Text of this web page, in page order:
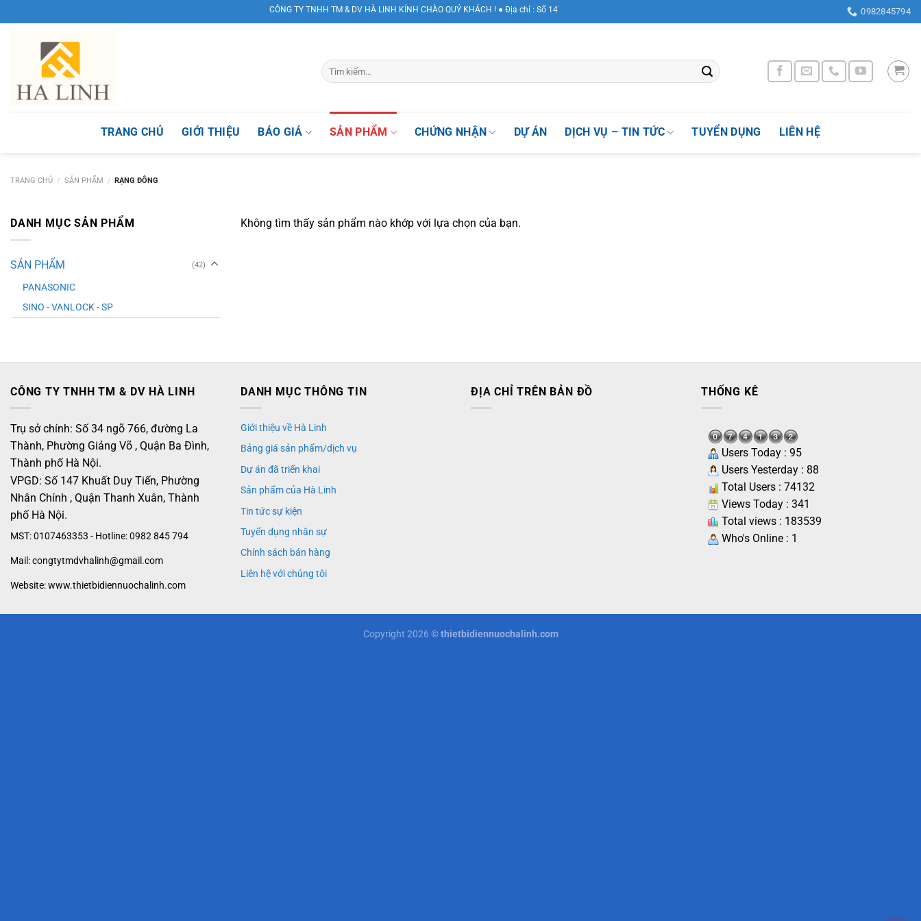
to
CÔNG TY TNHH TM & DV HÀ LINH KÍNH CHÀO QUÝ KHÁCH ! ● Địa chỉ : Số 147 Khuất Duy Tiến, Phường Nhân Chính , Quận Thanh Xuân, Thành phố Hà Nội, Việt Nam0982845794
TRANG CHỦ GIỚI THIỆU BÁO GIÁ SẢN PHẨM CHỨNG NHẬN DỰ ÁN DỊCH VỤ – TIN TỨC TUYỂN DỤNG LIÊN HỆ
TRANG CHỦ / SẢN PHẨM / RẠNG ĐÔNG
DANH MỤC SẢN PHẨM
SẢN PHẨM (42)
PANASONIC
SINO - VANLOCK - SP
Không tìm thấy sản phẩm nào khớp với lựa chọn của bạn.
CÔNG TY TNHH TM & DV HÀ LINH
Trụ sở chính: Số 34 ngõ 766, đường La
Thành, Phường Giảng Võ , Quận Ba Đình,
Thành phố Hà Nội.
VPGD: Số 147 Khuất Duy Tiến, Phường
Nhân Chính , Quận Thanh Xuân, Thành
phố Hà Nội.
MST: 0107463353 - Hotline: 0982 845 794
Mail: congtytmdvhalinh@gmail.com
Website: www.thietbidiennuochalinh.com
DANH MỤC THÔNG TIN
Giới thiệu về Hà Linh
Bảng giá sản phẩm/dịch vụ
Dự án đã triển khai
Sản phẩm của Hà Linh
Tin tức sự kiện
Tuyển dụng nhân sự
Chính sách bán hàng
Liên hệ với chúng tôi
ĐỊA CHỈ TRÊN BẢN ĐỒ THỐNG KÊ
Users Today : 95
Users Yesterday : 88
Total Users : 74132
Views Today : 341
Total views : 183539
Who's Online : 1
Copyright 2026 ©thietbidiennuochalinh.com